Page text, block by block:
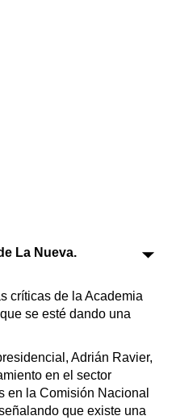
La Nueva.
críticas de la Academia
se esté dando una
Adrián Ravier,
en el sector
en la Comisión Nacional
que existe una